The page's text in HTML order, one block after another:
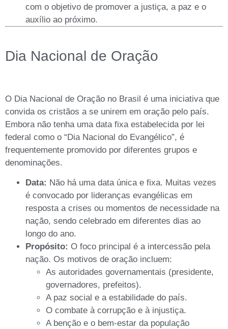
com o objetivo de promover a justiça, a paz e o
auxílio ao próximo.
Dia Nacional de Oração
O Dia Nacional de Oração no Brasil é uma iniciativa que
convida os cristãos a se unirem em oração pelo país.
Embora não tenha uma data fixa estabelecida por lei
federal como o “Dia Nacional do Evangélico”, é
frequentemente promovido por diferentes grupos e
denominações.
Data: Não há uma data única e fixa. Muitas vezes
é convocado por lideranças evangélicas em
resposta a crises ou momentos de necessidade na
nação, sendo celebrado em diferentes dias ao
longo do ano.
Propósito: O foco principal é a intercessão pela
nação. Os motivos de oração incluem:
As autoridades governamentais (presidente,
governadores, prefeitos).
A paz social e a estabilidade do país.
O combate à corrupção e à injustiça.
A benção e o bem-estar da população